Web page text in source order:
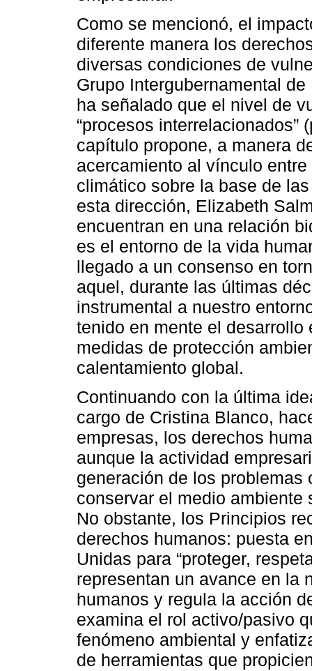
Como se mencionó, el
diferente manera los
diversas condiciones de
Grupo Intergubernamental
ha señalado que el nivel de
“procesos interrelacionados”
capítulo propone, a manera
acercamiento al vínculo
climático sobre la base de
esta dirección, Elizabeth
encuentran en una relación
es el entorno de la vida
llegado a un consenso en
aquel, durante las últimas
instrumental a nuestro
tenido en mente el
medidas de protección
calentamiento global.
Continuando con la última
cargo de Cristina Blanco,
empresas, los derechos
aunque la actividad
generación de los
conservar el medio
No obstante, los Principios
derechos humanos: puesta
Unidas para “proteger,
representan un avance en la
humanos y regula la acción
examina el rol activo/pasivo
fenómeno ambiental y
de herramientas que